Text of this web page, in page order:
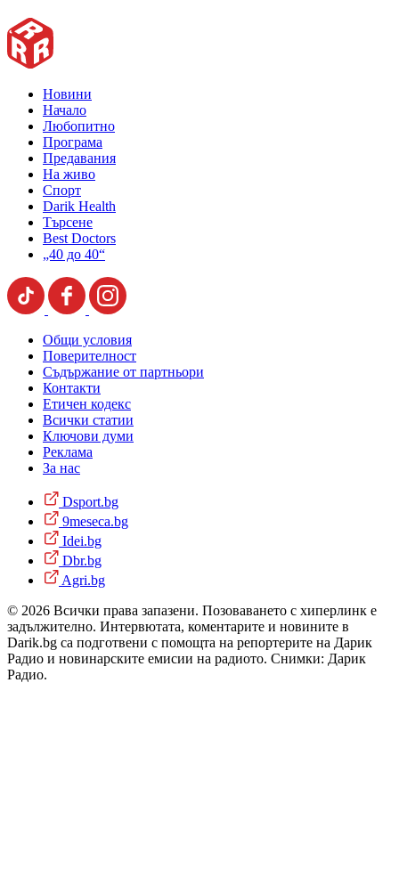
Новини
Начало
Любопитно
Програма
Предавания
На живо
Спорт
Darik Health
Търсене
Best Doctors
„40 до 40“
Общи условия
Поверителност
Съдържание от партньори
Контакти
Етичен кодекс
Всички статии
Ключови думи
Реклама
За нас
Dsport.bg
9meseca.bg
Idei.bg
Dbr.bg
Agri.bg
© 2026 Всички права запазени. Позоваването с хиперлинк е
задължително. Интервютата, коментарите и новините в
Darik.bg са подготвени с помощта на репортерите на Дарик
Радио и новинарските емисии на радиото. Снимки: Дарик
Радио.